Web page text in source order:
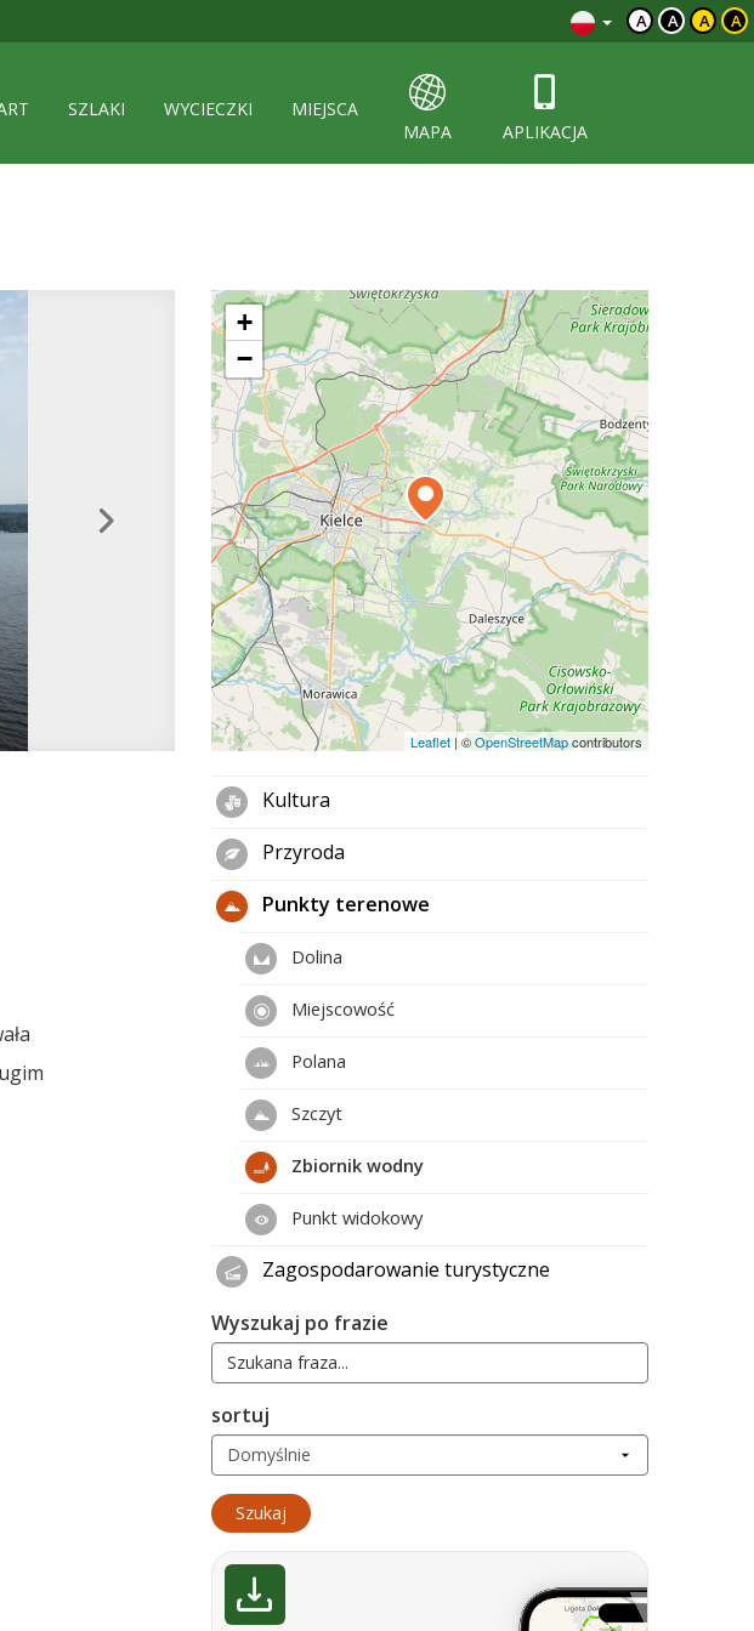
A A A A
SZLAKI WYCIECZKI
MIEJSCA
MAPA
APLIKACJA
+
−
Leaflet | ©OpenStreetMapcontributors
Kultura
Przyroda
Punkty terenowe
Dolina
Miejscowość
Polana
Szczyt
Zbiornik wodny
Punkt widokowy
Zagospodarowanie turystyczne
Wyszukaj po frazie
sortuj